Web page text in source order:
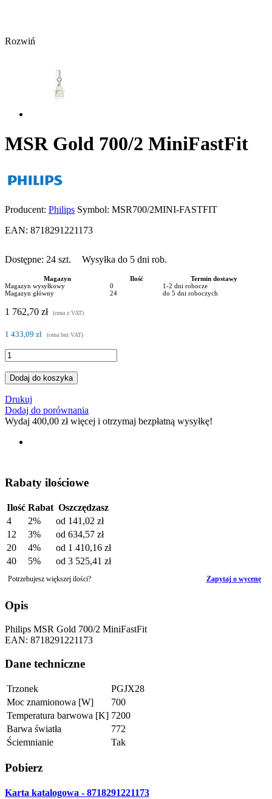
Rozwiń
MSR Gold 700/2 MiniFastFit
Producent: Philips Symbol: MSR700/2MINI-FASTFIT
EAN: 8718291221173
Dostępne: 24 szt. Wysyłka do 5 dni rob.
Magazyn Ilość
Termin dostawy
Magazyn wysyłkowy
0
1-2 dni robocze
Magazyn główny
24 do 5 dni roboczych
1 762,70 zł (cena z VAT)
1 433,09 zł (cena bez VAT)
Dodaj do koszyka
Drukuj
Dodaj do porównania
Wydaj 400,00 złwięcej i otrzymaj bezpłatną wysyłkę!
Rabaty ilościowe
Ilość Rabat Oszczędzasz
4
2% od 141,02 zł
12
3% od 634,57 zł
20
4% od 1 410,16 zł
40
5% od 3 525,41 zł
Potrzebujesz większej ilości? Zapytaj o wycenę
Opis
Philips MSR Gold 700/2 MiniFastFit
EAN: 8718291221173
Dane techniczne
Trzonek
PGJX28
Moc znamionowa [W]
700
Temperatura barwowa [K] 7200
Barwa światła
772
Ściemnianie
Tak
Pobierz
Karta katalogowa - 8718291221173